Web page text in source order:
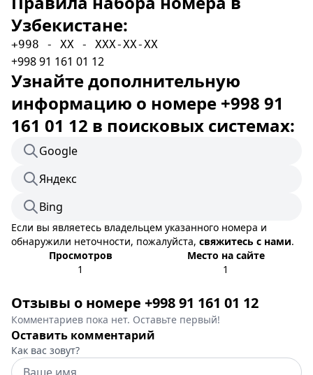
Узбекистане:
+998 - XX - XXX-XX-XX
+998 91 161 01 12
Узнайте дополнительную
информацию о номере +998 91
161 01 12 в поисковых системах:
Google
Яндекс
Bing
Если вы являетесь владельцем указанного номера и
обнаружили неточности, пожалуйста, свяжитесь с нами.
Просмотров
1
Место на сайте
1
Отзывы о номере +998 91 161 01 12
Комментариев пока нет. Оставьте первый!
Оставить комментарий
Как вас зовут?